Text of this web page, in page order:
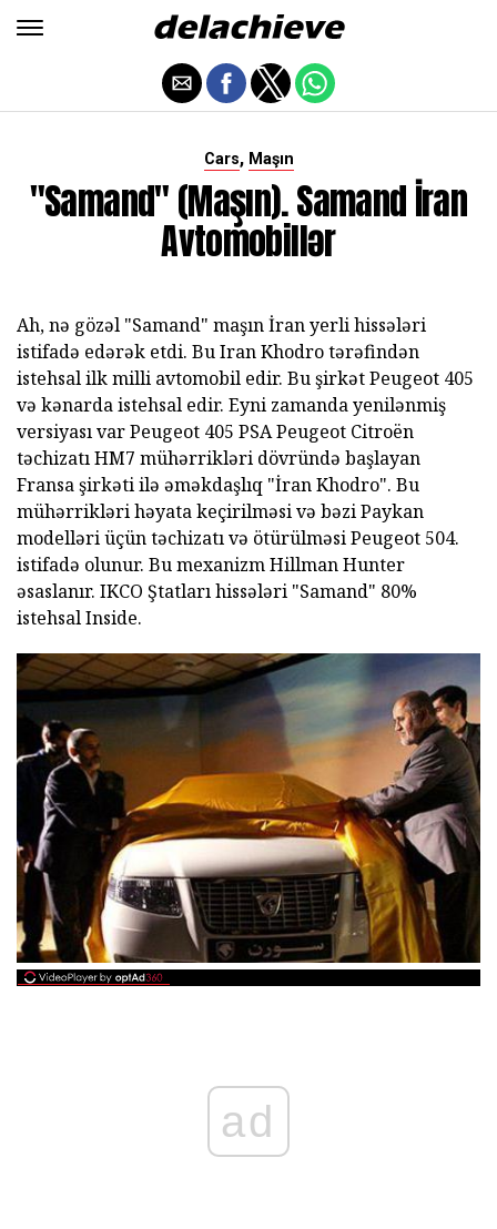
Cars, Maşın
"Samand" (maşın). Samand İran
Avtomobillər
Ah, nə gözəl "Samand" maşın İran yerli hissələri
istifadə edərək etdi. Bu Iran Khodro tərəfindən
istehsal ilk milli avtomobil edir. Bu şirkət Peugeot 405
və kənarda istehsal edir. Eyni zamanda yenilənmiş
versiyası var Peugeot 405 PSA Peugeot Citroën
təchizatı HM7 mühərrikləri dövründə başlayan
Fransa şirkəti ilə əməkdaşlıq "İran Khodro". Bu
mühərrikləri həyata keçirilməsi və bəzi Paykan
modelləri üçün təchizatı və ötürülməsi Peugeot 504.
istifadə olunur. Bu mexanizm Hillman Hunter
əsaslanır. IKCO Ştatları hissələri "Samand" 80%
istehsal Inside.
ad